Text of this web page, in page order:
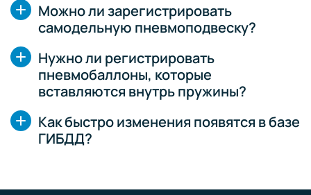
Можно ли зарегистрировать
самодельную пневмоподвеску?
Нужно ли регистрировать
пневмобаллоны, которые
вставляются внутрь пружины?
Как быстро изменения появятся в базе
ГИБДД?